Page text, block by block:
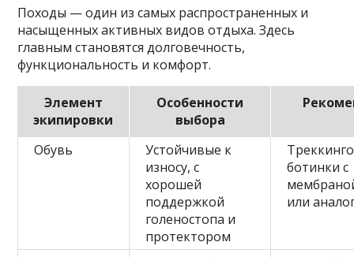
Походы — один из самых распространенных и
насыщенных активных видов отдыха. Здесь
главным становятся долговечность,
функциональность и комфорт.
Элемент
экипировки
Особенности
выбора
Обувь
Устойчивые к
износу, с
хорошей
поддержкой
голеностопа и
протектором
ботинки с
или